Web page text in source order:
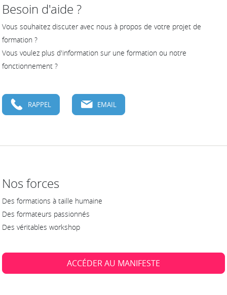
Besoin d'aide ?
Vous souhaitez discuter avec nous à propos de votre projet de
formation ?
Vous voulez plus d'information sur une formation ou notre
fonctionnement ?
RAPPEL EMAIL
Nos forces
Des formations à taille humaine
Des formateurs passionnés
Des véritables workshop
ACCÉDER AU MANIFESTE